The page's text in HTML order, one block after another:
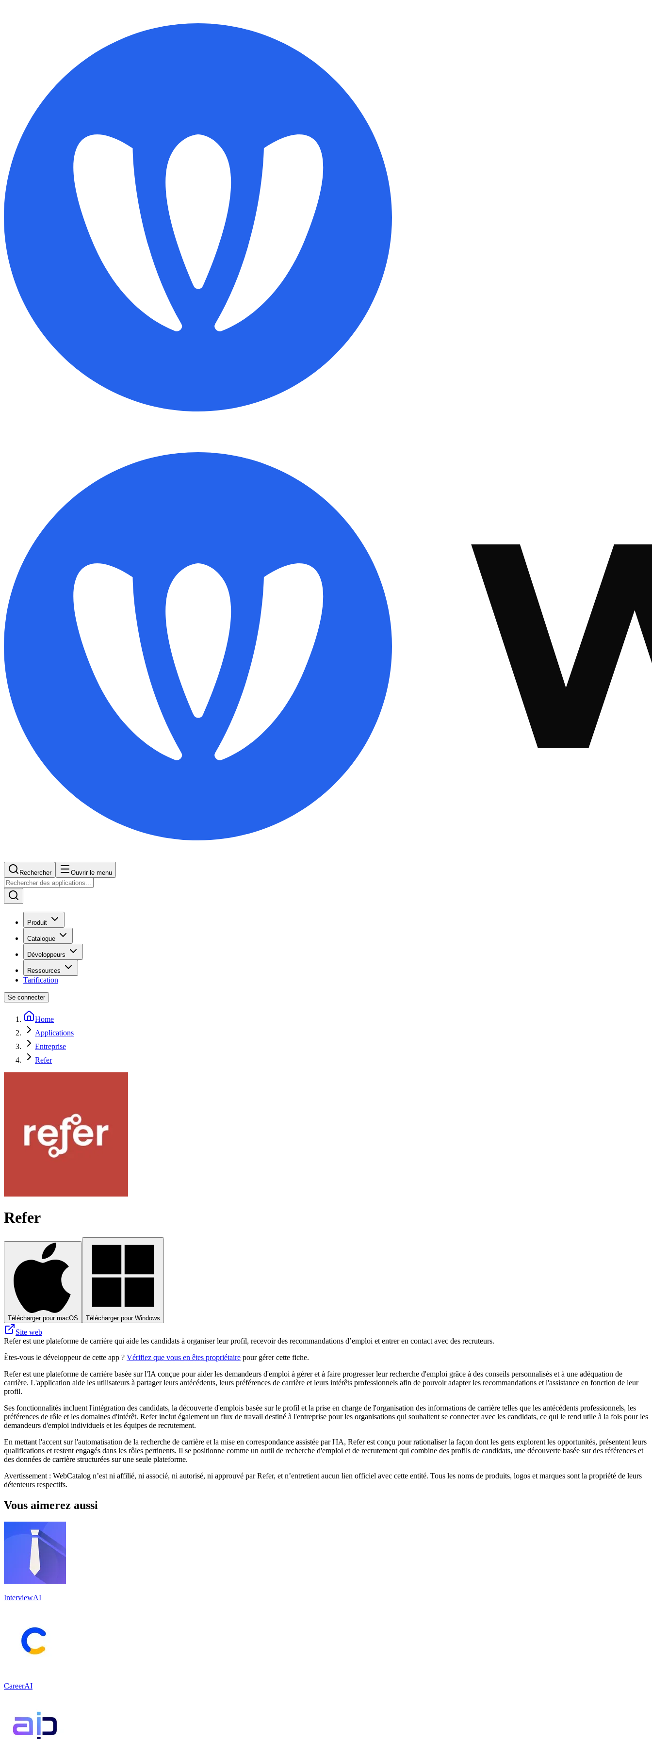
Rechercher Ouvrir le menu
Produit
Catalogue
Développeurs
Ressources
Tarification
Se connecter
Home
Applications
Entreprise
Refer
Refer
Télécharger pour macOS Télécharger pour Windows
Site web
Refer est une plateforme de carrière qui aide les candidats à organiser leur profil, recevoir des recommandations d’emploi et entrer en contact avec des recruteurs.
Êtes-vous le développeur de cette app ? Vérifiez que vous en êtes propriétaire pour gérer cette fiche.
Refer est une plateforme de carrière basée sur l'IA conçue pour aider les demandeurs d'emploi à gérer et à faire progresser leur recherche d'emploi grâce à des conseils personnalisés et à une adéquation de
carrière. L'application aide les utilisateurs à partager leurs antécédents, leurs préférences de carrière et leurs intérêts professionnels afin de pouvoir adapter les recommandations et l'assistance en fonction de leur
profil.
Ses fonctionnalités incluent l'intégration des candidats, la découverte d'emplois basée sur le profil et la prise en charge de l'organisation des informations de carrière telles que les antécédents professionnels, les
préférences de rôle et les domaines d'intérêt. Refer inclut également un flux de travail destiné à l'entreprise pour les organisations qui souhaitent se connecter avec les candidats, ce qui le rend utile à la fois pour les
demandeurs d'emploi individuels et les équipes de recrutement.
En mettant l'accent sur l'automatisation de la recherche de carrière et la mise en correspondance assistée par l'IA, Refer est conçu pour rationaliser la façon dont les gens explorent les opportunités, présentent leurs
qualifications et restent engagés dans les rôles pertinents. Il se positionne comme un outil de recherche d'emploi et de recrutement qui combine des profils de candidats, une découverte basée sur des références et
des données de carrière structurées sur une seule plateforme.
Avertissement : WebCatalog n’est ni affilié, ni associé, ni autorisé, ni approuvé par Refer, et n’entretient aucun lien officiel avec cette entité. Tous les noms de produits, logos et marques sont la propriété de leurs
détenteurs respectifs.
Vous aimerez aussi
InterviewAI
CareerAI